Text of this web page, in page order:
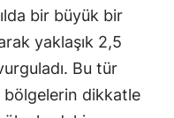
Kocaeli
Konya
Kütahya
bir büyük bir
yaklaşık 2,5
Bu tür
bölgelerin dikkatle